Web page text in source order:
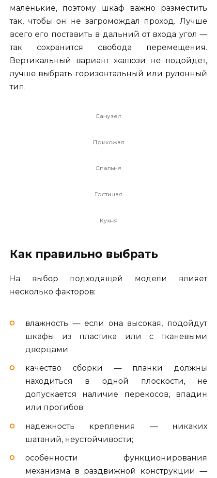
маленькие, поэтому шкаф важно разместить
так, чтобы он не загромождал проход. Лучше
всего его поставить в дальний от входа угол —
так сохранится свобода перемещения.
Вертикальный вариант жалюзи не подойдет,
лучше выбрать горизонтальный или рулонный
тип.
Санузел
Прихожая
Спальня
Гостиная
Кухня
Как правильно выбрать
На выбор подходящей модели влияет
несколько факторов:
влажность — если она высокая, подойдут
шкафы из пластика или с тканевыми
дверцами;
качество сборки — планки должны
находиться в одной плоскости, не
допускается наличие перекосов, впадин
или прогибов;
надежность крепления — никаких
шатаний, неустойчивости;
особенности функционирования
механизма в раздвижной конструкции —